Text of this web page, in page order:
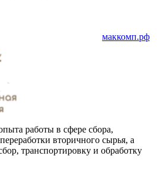
маккомп.рф
работы в сфере сбора,
вторичного сырья, а
транспортировку и обработку